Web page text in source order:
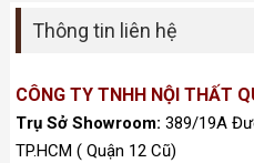
Thông tin liên hệ
CÔNG TY TNHH NỘI THẤT
Trụ Sở Showroom: 389/19A
TP.HCM ( Quận 12 Cũ)